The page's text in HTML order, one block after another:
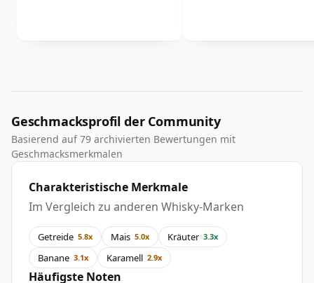
Geschmacksprofil der Community
Basierend auf 79 archivierten Bewertungen mit
Geschmacksmerkmalen
Charakteristische Merkmale
Im Vergleich zu anderen Whisky-Marken
Getreide 5.8x Mais 5.0x Kräuter 3.3x
Banane 3.1x Karamell 2.9x
Häufigste Noten